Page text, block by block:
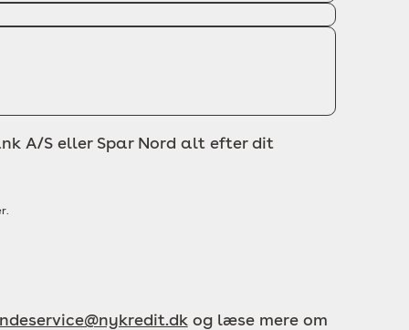
A/S eller Spar Nord alt efter dit
og læse mere om